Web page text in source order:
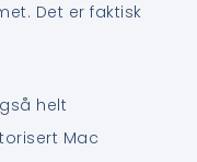
Det er faktisk
helt
Mac